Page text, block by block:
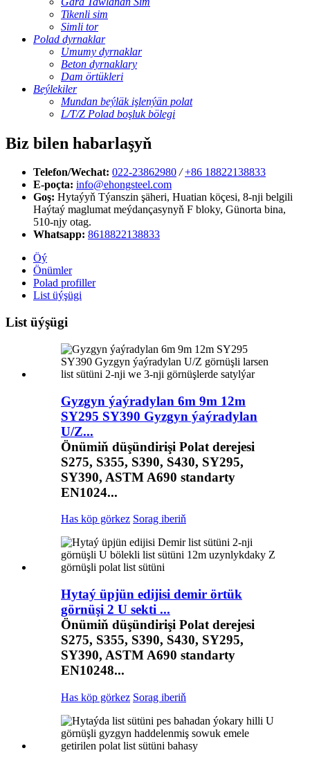
Tikenli sim
Simli tor
Polad dyrnaklar
Umumy dyrnaklar
Beton dyrnaklary
Dam örtükleri
Beýlekiler
Mundan beýläk işlenýän polat
L/T/Z Polad boşluk bölegi
Biz bilen habarlaşyň
Telefon/Wechat: 022-23862980 / +86 18822138833
E-poçta: info@ehongsteel.com
Goş: Hytaýyň Týanszin şäheri, Huatian köçesi, 8-nji belgili
Haýtaý maglumat meýdançasynyň F bloky, Günorta bina,
510-njy otag.
Whatsapp: 8618822138833
Öý
Önümler
Polad profiller
List üýşügi
List üýşügi
Gyzgyn ýaýradylan 6m 9m 12m
SY295 SY390 Gyzgyn ýaýradylan
U/Z...
Önümiň düşündirişi Polat derejesi
S275, S355, S390, S430, SY295,
SY390, ASTM A690 standarty
EN1024...
Has köp görkez Sorag iberiň
Hytaý üpjün edijisi demir örtük
görnüşi 2 U sekti ...
Önümiň düşündirişi Polat derejesi
S275, S355, S390, S430, SY295,
SY390, ASTM A690 standarty
EN10248...
Has köp görkez Sorag iberiň